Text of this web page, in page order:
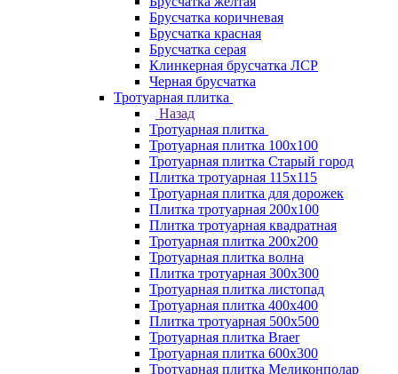
Брусчатка коричневая
Брусчатка красная
Брусчатка серая
Клинкерная брусчатка ЛСР
Черная брусчатка
Тротуарная плитка
Назад
Тротуарная плитка
Тротуарная плитка 100x100
Тротуарная плитка Старый город
Плитка тротуарная 115x115
Тротуарная плитка для дорожек
Плитка тротуарная 200х100
Плитка тротуарная квадратная
Тротуарная плитка 200х200
Тротуарная плитка волна
Плитка тротуарная 300х300
Тротуарная плитка листопад
Тротуарная плитка 400х400
Плитка тротуарная 500x500
Тротуарная плитка Braer
Тротуарная плитка 600х300
Тротуарная плитка Меликонполар